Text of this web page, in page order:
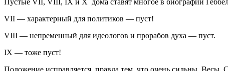
VII — характерный для политиков — пуст!
VIII — непременный для идеологов и прорабов духа — пуст.
IX — тоже пуст!
Положение исправляется, правда тем, что очень сильны